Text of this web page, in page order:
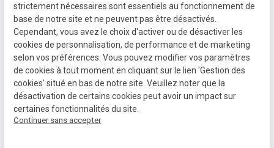
Avocat spécialiste en droit immobilier à
Versailles, Maître CHEVILLARD-BUISSON vous
accompagne avec expérience et rigueur depuis
plus de 20 ans.
strictement nécessaires sont essentiels au fonctionnement de
base de notre site et ne peuvent pas être désactivés.
Cependant, vous avez le choix d'activer ou de désactiver les
cookies de personnalisation, de performance et de marketing
selon vos préférences. Vous pouvez modifier vos paramètres
de cookies à tout moment en cliquant sur le lien 'Gestion des
cookies' situé en bas de notre site. Veuillez noter que la
désactivation de certains cookies peut avoir un impact sur
certaines fonctionnalités du site.
Continuer sans accepter